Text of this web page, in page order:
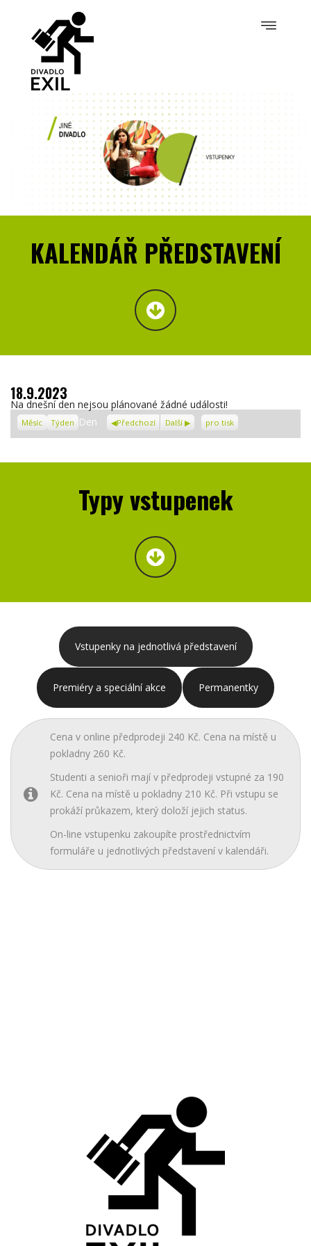
KALENDÁŘ PŘEDSTAVENÍ
18.9.2023
Na dnešní den nejsou plánované žádné události!
Měsíc Týden Den Předchozí Další Zobrazení
pro tisk
Typy vstupenek
Vstupenky na jednotlivá představení
Premiéry a speciální akce Permanentky
Cena v online předprodeji 240 Kč. Cena na místě u
pokladny 260 Kč.
Studenti a senioři mají v předprodeji vstupné za 190
Kč. Cena na místě u pokladny 210 Kč. Při vstupu se
prokáží průkazem, který doloží jejich status.
On-line vstupenku zakoupíte prostřednictvím
formuláře u jednotlivých představení v kalendáři.